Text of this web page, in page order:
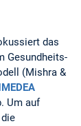
das
Gesundheits-
(Mishra &
Um auf